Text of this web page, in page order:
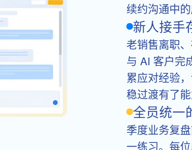
续约沟通中
新人接手
老销售离职
与 AI 客户完
累应对经验
稳过渡有了
全员统一
季度业务复盘
一练习。每